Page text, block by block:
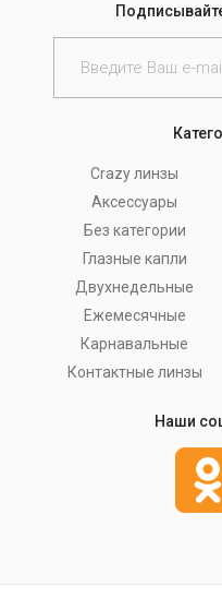
Crazy линзы
Аксессуары
Без категории
Глазные капли
Двухнедельные
Ежемесячные
Карнавальные
Контактные линзы
Наши